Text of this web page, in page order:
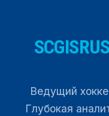
Ведущий
Глубокая